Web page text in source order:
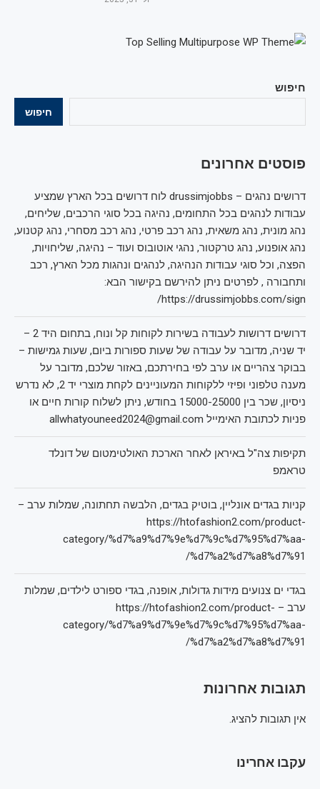
חיפוש
חיפוש
פוסטים אחרונים
דרושים נהגים – drussimjobbs לוח דרושים בכל הארץ שמציע
עבודות לנהגים בכל התחומים, נהיגה בכל סוגי הרכבים, שליחים,
נהג מונית, נהג משאית, נהג רכב פרטי, נהג רכב מסחרי, נהג קטנוע,
נהג אופנוע, נהג טרקטור, נהגי אוטובוס ועוד – נהיגה, שליחויות,
הפצה, וכל סוגי עבודות הנהיגה, לנהגים ונהגות מכל הארץ, רכב
ותחבורה , לפרטים ניתן להירשם בקישור הבא:
https://drussimjobbs.com/sign/
דרושים דרושות לעבודה בשירות לקוחות קל ונוח, בתחום היד 2 –
יד שניה, מדובר על עבודה של שעות ספורות ביום, שעות גמישות –
בבוקר צהריים או ערב לפי בחירתכם, באזור שלכם, מדובר על
מענה טלפוני ופיזי ללקוחות המעוניינים לקחת מוצרי יד 2, לא נדרש
ניסיון, שכר בין 15000-25000 בחודש, ניתן לשלוח קורות חיים או
פניות לכתובת האימייל allwhatyouneed2024@gmail.com
תקיפות צה"ל באיראן לאחר הארכת האולטימטום של דונלד
טראמפ
קניות בגדים אונליין, בוטיק בגדים, הלבשה תחתונה, שמלות ערב –
https://htofashion2.com/product-
category/%d7%a9%d7%9e%d7%9c%d7%95%d7%aa-
%d7%a2%d7%a8%d7%91/
בגדי ים צנועים מידות גדולות, אופנה, בגדי ספורט לילדים, שמלות
ערב – https://htofashion2.com/product-
category/%d7%a9%d7%9e%d7%9c%d7%95%d7%aa-
%d7%a2%d7%a8%d7%91/
תגובות אחרונות
אין תגובות להציג.
עקבו אחרינו